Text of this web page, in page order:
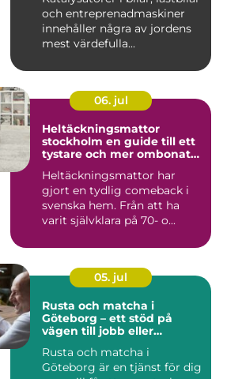
och entreprenadmaskiner
innehåller några av jordens
mest värdefulla...
06. jul
Heltäckningsmattor
stockholm en guide till ett
tystare och mer ombonat
Heltäckningsmattor har
gjort en tydlig comeback i
svenska hem. Från att ha
varit självklara på 70- o...
05. jul
Rusta och matcha i
Göteborg – ett stöd på
vägen till jobb eller
Rusta och matcha i
Göteborg är en tjänst för dig